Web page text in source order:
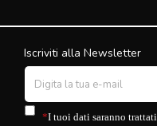
Iscriviti alla Newsletter
*I tuoi dati saranno